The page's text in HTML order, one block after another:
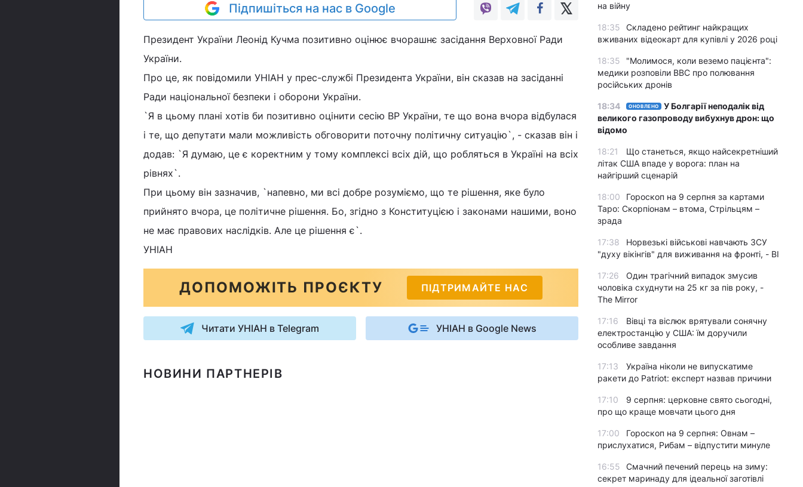
Підпишіться на нас в Google
Президент України Леонід Кучма позитивно оцінює вчорашнє засідання Верховної Ради
України.
Про це, як повідомили УНІАН у прес-службі Президента України, він сказав на засіданні
Ради національної безпеки і оборони України.
`Я в цьому плані хотів би позитивно оцінити сесію ВР України, те що вона вчора відбулася
і те, що депутати мали можливість обговорити поточну політичну ситуацію`, - сказав він і
додав: `Я думаю, це є коректним у тому комплексі всіх дій, що робляться в Україні на всіх
рівнях`.
При цьому він зазначив, `напевно, ми всі добре розуміємо, що те рішення, яке було
прийнято вчора, це політичне рішення. Бо, згідно з Конституцією і законами нашими, воно
не має правових наслідків. Але це рішення є`.
УНІАН
ДОПОМОЖІТЬ ПРОЄКТУ ПІДТРИМАЙТЕ НАС
Читати УНІАН в Telegram УНІАН в Google News
НОВИНИ ПАРТНЕРІВ
на війну
18:35
Складено рейтинг найкращих
вживаних відеокарт для купівлі у 2026 році
18:35
"Молимося, коли веземо пацієнта":
медики розповіли BBC про полювання
російських дронів
18:34 ОНОВЛЕНО
У Болгарії неподалік від
великого газопроводу вибухнув дрон: що
відомо
18:21
Що станеться, якщо найсекретніший
літак США впаде у ворога: план на
найгірший сценарій
18:00
Гороскоп на 9 серпня за картами
Таро: Скорпіонам – втома, Стрільцям –
зрада
17:38
Норвезькі військові навчають ЗСУ
"духу вікінгів" для виживання на фронті, - BI
17:26
Один трагічний випадок змусив
чоловіка схуднути на 25 кг за пів року, -
The Mirror
17:16
Вівці та віслюк врятували сонячну
електростанцію у США: їм доручили
особливе завдання
17:13
Україна ніколи не випускатиме
ракети до Patriot: експерт назвав причини
17:10
9 серпня: церковне свято сьогодні,
про що краще мовчати цього дня
17:00
Гороскоп на 9 серпня: Овнам –
прислухатися, Рибам – відпустити минуле
16:55
Смачний печений перець на зиму:
секрет маринаду для ідеальної заготівлі